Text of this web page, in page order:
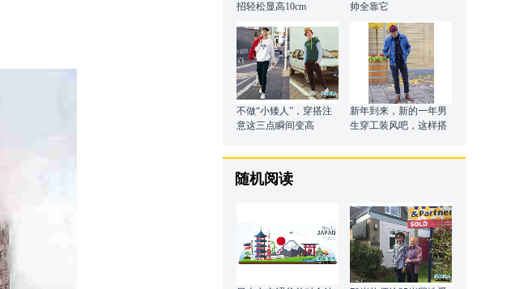
招轻松显高10cm
帅全靠它
不做“小矮人”，穿搭注
意这三点瞬间变高
新年到来，新的一年男
生穿工装风吧，这样搭
随机阅读